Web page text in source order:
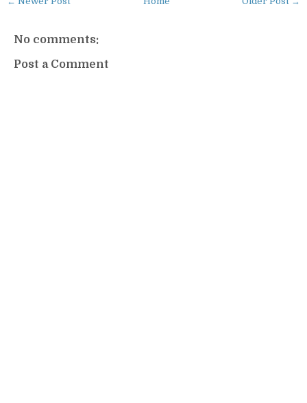
No comments:
Post a Comment